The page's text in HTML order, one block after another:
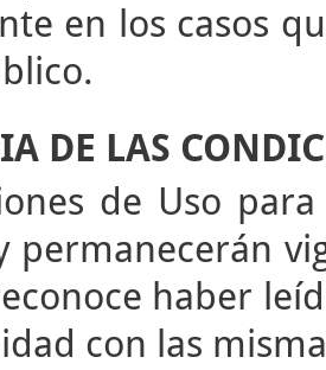
en los casos
DE LAS
de Uso
permanecerán
haber
con las